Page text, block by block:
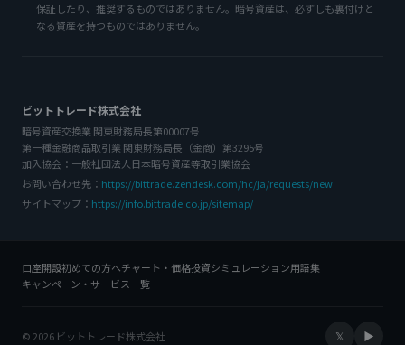
保証したり、推奨するものではありません。暗号資産は、必ずしも裏付けと
なる資産を持つものではありません。
ビットトレード株式会社
暗号資産交換業 関東財務局長第00007号
第一種金融商品取引業 関東財務局長（金商）第3295号
加入協会：一般社団法人日本暗号資産等取引業協会
お問い合わせ先： https://bittrade.zendesk.com/hc/ja/requests/new
サイトマップ： https://info.bittrade.co.jp/sitemap/
口座開設初めての方へチャート・価格投資シミュレーション用語集
キャンペーン・サービス一覧
© 2026 ビットトレード株式会社 𝕏 ▶